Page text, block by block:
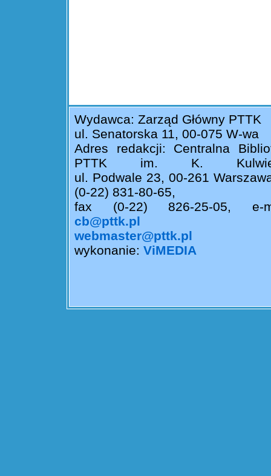
Wydawca: Zarząd Główny PTTK
ul. Senatorska 11, 00-075 W-wa
Adres redakcji: Centralna
PTTK im. K.
ul. Podwale 23, 00-261
(0-22) 831-80-65,
fax (0-22) 826-25-05, e-
cb@pttk.pl
webmaster@pttk.pl
wykonanie: ViMEDIA